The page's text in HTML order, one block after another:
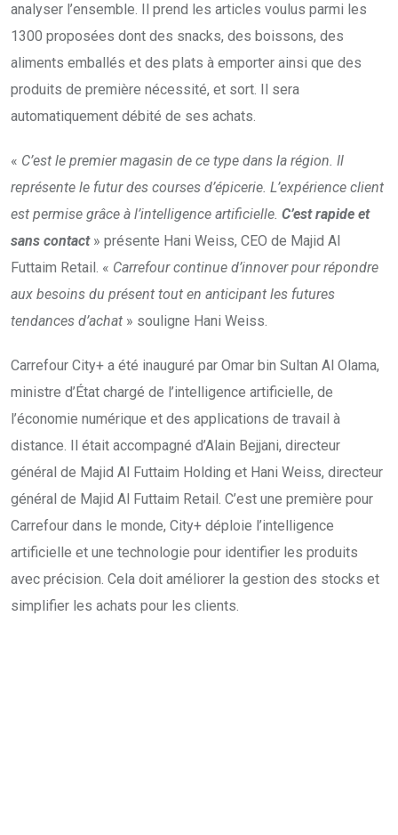
analyser l’ensemble. Il prend les articles voulus parmi les
1300 proposées dont des snacks, des boissons, des
aliments emballés et des plats à emporter ainsi que des
produits de première nécessité, et sort. Il sera
automatiquement débité de ses achats.
« C’est le premier magasin de ce type dans la région. Il
représente le futur des courses d’épicerie. L’expérience client
est permise grâce à l’intelligence artificielle. C’est rapide et
sans contact» présente Hani Weiss, CEO de Majid Al
Futtaim Retail. « Carrefour continue d’innover pour répondre
aux besoins du présent tout en anticipant les futures
tendances d’achat » souligne Hani Weiss.
Carrefour City+ a été inauguré par Omar bin Sultan Al Olama,
ministre d’État chargé de l’intelligence artificielle, de
l’économie numérique et des applications de travail à
distance. Il était accompagné d’Alain Bejjani, directeur
général de Majid Al Futtaim Holding et Hani Weiss, directeur
général de Majid Al Futtaim Retail. C’est une première pour
Carrefour dans le monde, City+ déploie l’intelligence
artificielle et une technologie pour identifier les produits
avec précision. Cela doit améliorer la gestion des stocks et
simplifier les achats pour les clients.